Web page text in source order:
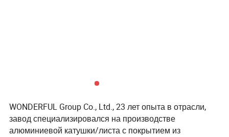
WONDERFUL Group Co., Ltd., 23 лет опыта в отрасли,
завод специализировался на производстве
алюминиевой катушки/листа с покрытием из